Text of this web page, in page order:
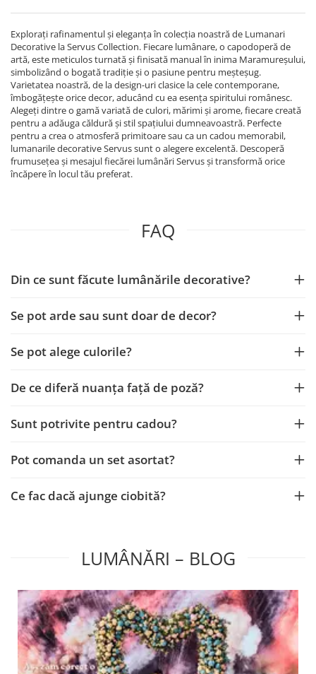
Explorați rafinamentul și eleganța în colecția noastră de Lumanari
Decorative la Servus Collection. Fiecare lumânare, o capodoperă de
artă, este meticulos turnată și finisată manual în inima Maramureșului,
simbolizând o bogată tradiție și o pasiune pentru meșteșug.
Varietatea noastră, de la design-uri clasice la cele contemporane,
îmbogățește orice decor, aducând cu ea esența spiritului românesc.
Alegeți dintre o gamă variată de culori, mărimi și arome, fiecare creată
pentru a adăuga căldură și stil spațiului dumneavoastră. Perfecte
pentru a crea o atmosferă primitoare sau ca un cadou memorabil,
lumanarile decorative Servus sunt o alegere excelentă. Descoperă
frumusețea și mesajul fiecărei lumânări Servus și transformă orice
încăpere în locul tău preferat.
FAQ
Din ce sunt făcute lumânările decorative?
Se pot arde sau sunt doar de decor?
Se pot alege culorile?
De ce diferă nuanța față de poză?
Sunt potrivite pentru cadou?
Pot comanda un set asortat?
Ce fac dacă ajunge ciobită?
LUMÂNĂRI – BLOG